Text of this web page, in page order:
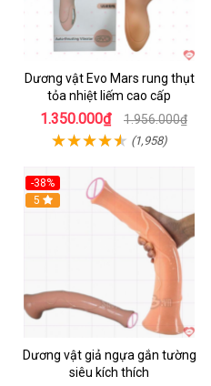
Dương vật Evo Mars rung thụt
tỏa nhiệt liếm cao cấp
1.350.000₫ 1.956.000₫
(1,958)
-38%
Hot
5
Dương vật giả ngựa gắn tường
siêu kích thích